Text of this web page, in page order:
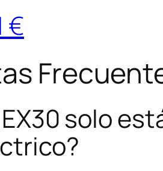
€
EX30 solo